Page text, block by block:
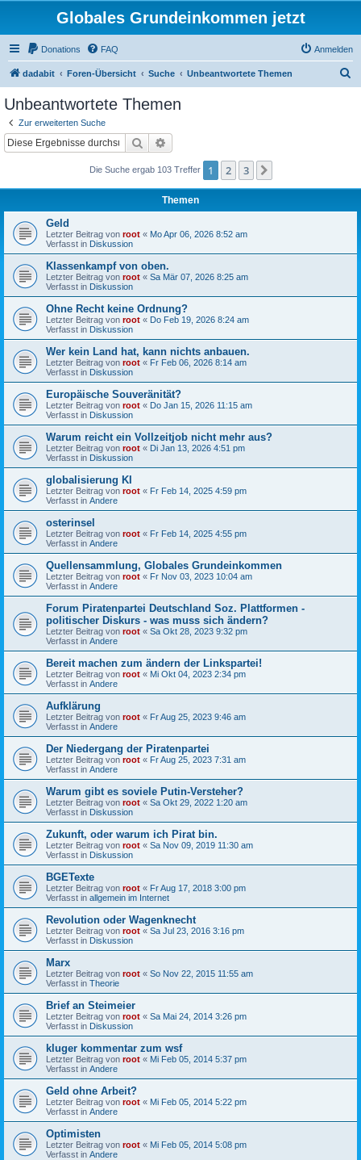
Globales Grundeinkommen jetzt
Donations FAQ Anmelden
dadabit Foren-Übersicht Suche Unbeantwortete Themen
Unbeantwortete Themen
Zur erweiterten Suche
Suche
Die Suche ergab 103 Treffer 1 2 3
Themen
Geld
Letzter Beitrag von root « Mo Apr 06, 2026 8:52 am
Verfasst in Diskussion
Klassenkampf von oben.
Letzter Beitrag von root « Sa Mär 07, 2026 8:25 am
Verfasst in Diskussion
Ohne Recht keine Ordnung?
Letzter Beitrag von root « Do Feb 19, 2026 8:24 am
Verfasst in Diskussion
Wer kein Land hat, kann nichts anbauen.
Letzter Beitrag von root « Fr Feb 06, 2026 8:14 am
Verfasst in Diskussion
Europäische Souveränität?
Letzter Beitrag von root « Do Jan 15, 2026 11:15 am
Verfasst in Diskussion
Warum reicht ein Vollzeitjob nicht mehr aus?
Letzter Beitrag von root « Di Jan 13, 2026 4:51 pm
Verfasst in Diskussion
globalisierung KI
Letzter Beitrag von root « Fr Feb 14, 2025 4:59 pm
Verfasst in Andere
osterinsel
Letzter Beitrag von root « Fr Feb 14, 2025 4:55 pm
Verfasst in Andere
Quellensammlung, Globales Grundeinkommen
Letzter Beitrag von root « Fr Nov 03, 2023 10:04 am
Verfasst in Andere
Forum Piratenpartei Deutschland Soz. Plattformen -
politischer Diskurs - was muss sich ändern?
Letzter Beitrag von root « Sa Okt 28, 2023 9:32 pm
Verfasst in Andere
Bereit machen zum ändern der Linkspartei!
Letzter Beitrag von root « Mi Okt 04, 2023 2:34 pm
Verfasst in Andere
Aufklärung
Letzter Beitrag von root « Fr Aug 25, 2023 9:46 am
Verfasst in Andere
Der Niedergang der Piratenpartei
Letzter Beitrag von root « Fr Aug 25, 2023 7:31 am
Verfasst in Andere
Warum gibt es soviele Putin-Versteher?
Letzter Beitrag von root « Sa Okt 29, 2022 1:20 am
Verfasst in Diskussion
Zukunft, oder warum ich Pirat bin.
Letzter Beitrag von root « Sa Nov 09, 2019 11:30 am
Verfasst in Diskussion
BGETexte
Letzter Beitrag von root « Fr Aug 17, 2018 3:00 pm
Verfasst in allgemein im Internet
Revolution oder Wagenknecht
Letzter Beitrag von root « Sa Jul 23, 2016 3:16 pm
Verfasst in Diskussion
Marx
Letzter Beitrag von root « So Nov 22, 2015 11:55 am
Verfasst in Theorie
Brief an Steimeier
Letzter Beitrag von root « Sa Mai 24, 2014 3:26 pm
Verfasst in Diskussion
kluger kommentar zum wsf
Letzter Beitrag von root « Mi Feb 05, 2014 5:37 pm
Verfasst in Andere
Geld ohne Arbeit?
Letzter Beitrag von root « Mi Feb 05, 2014 5:22 pm
Verfasst in Andere
Optimisten
Letzter Beitrag von root « Mi Feb 05, 2014 5:08 pm
Verfasst in Andere